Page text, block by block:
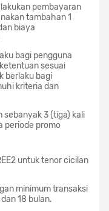
pembayaran
tambahan 1
biaya
bagi pengguna
sesuai
berlaku bagi
kriteria dan
sebanyak 3 (tiga) kali
periode promo
untuk tenor cicilan
minimum transaksi
18 bulan.